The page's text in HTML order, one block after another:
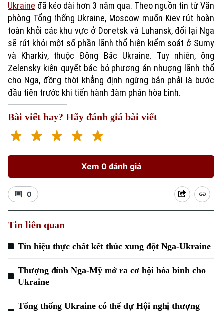
Xu hướng
Ukraine đã kéo dài hơn 3 năm qua. Theo nguồn tin từ Văn
phòng Tổng thống Ukraine, Moscow muốn Kiev rút hoàn
toàn khỏi các khu vực ở Donetsk và Luhansk, đổi lại Nga
sẽ rút khỏi một số phần lãnh thổ hiện kiểm soát ở Sumy
và Kharkiv, thuộc Đông Bắc Ukraine. Tuy nhiên, ông
Zelensky kiên quyết bác bỏ phương án nhượng lãnh thổ
cho Nga, đồng thời khẳng định ngừng bắn phải là bước
đầu tiên trước khi tiến hành đàm phán hòa bình.
Bài viết hay? Hãy đánh giá bài viết
Xem 0 đánh giá
0
Tin liên quan
Tín hiệu thực chất kết thúc xung đột Nga-Ukraine
Thượng đỉnh Nga-Mỹ mở ra cơ hội hòa bình cho
Ukraine
Tổng thống Ukraine có thể dự Hội nghị thượng